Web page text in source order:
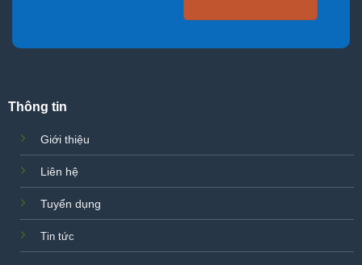
Thông tin
Giới thiệu
Liên hệ
Tuyển dụng
Tin tức